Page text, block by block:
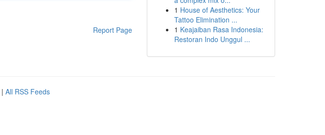
Report Page
1 House of Aesthetics: Your
Tattoo Elimination ...
1 Keajaiban Rasa Indonesia:
Restoran Indo Unggul ...
| All RSS Feeds